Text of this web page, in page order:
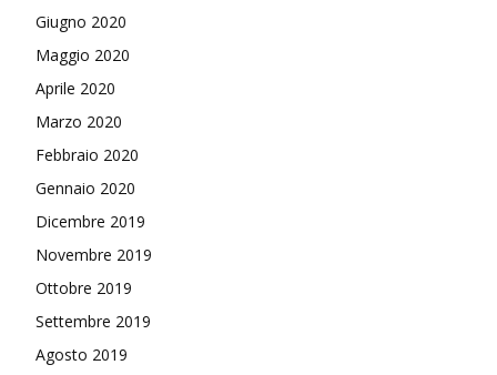
Giugno 2020
Maggio 2020
Aprile 2020
Marzo 2020
Febbraio 2020
Gennaio 2020
Dicembre 2019
Novembre 2019
Ottobre 2019
Settembre 2019
Agosto 2019